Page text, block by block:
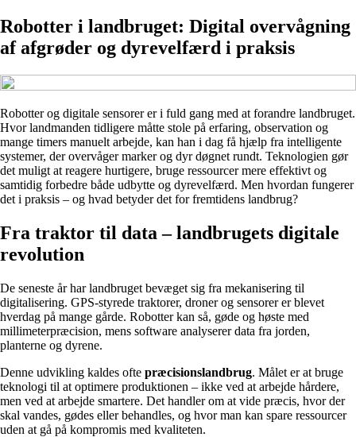
Robotter i landbruget: Digital overvågning
af afgrøder og dyrevelfærd i praksis
Robotter og digitale sensorer er i fuld gang med at forandre landbruget.
Hvor landmanden tidligere måtte stole på erfaring, observation og
mange timers manuelt arbejde, kan han i dag få hjælp fra intelligente
systemer, der overvåger marker og dyr døgnet rundt. Teknologien gør
det muligt at reagere hurtigere, bruge ressourcer mere effektivt og
samtidig forbedre både udbytte og dyrevelfærd. Men hvordan fungerer
det i praksis – og hvad betyder det for fremtidens landbrug?
Fra traktor til data – landbrugets digitale
revolution
De seneste år har landbruget bevæget sig fra mekanisering til
digitalisering. GPS-styrede traktorer, droner og sensorer er blevet
hverdag på mange gårde. Robotter kan så, gøde og høste med
millimeterpræcision, mens software analyserer data fra jorden,
planterne og dyrene.
Denne udvikling kaldes ofte præcisionslandbrug. Målet er at bruge
teknologi til at optimere produktionen – ikke ved at arbejde hårdere,
men ved at arbejde smartere. Det handler om at vide præcis, hvor der
skal vandes, gødes eller behandles, og hvor man kan spare ressourcer
uden at gå på kompromis med kvaliteten.